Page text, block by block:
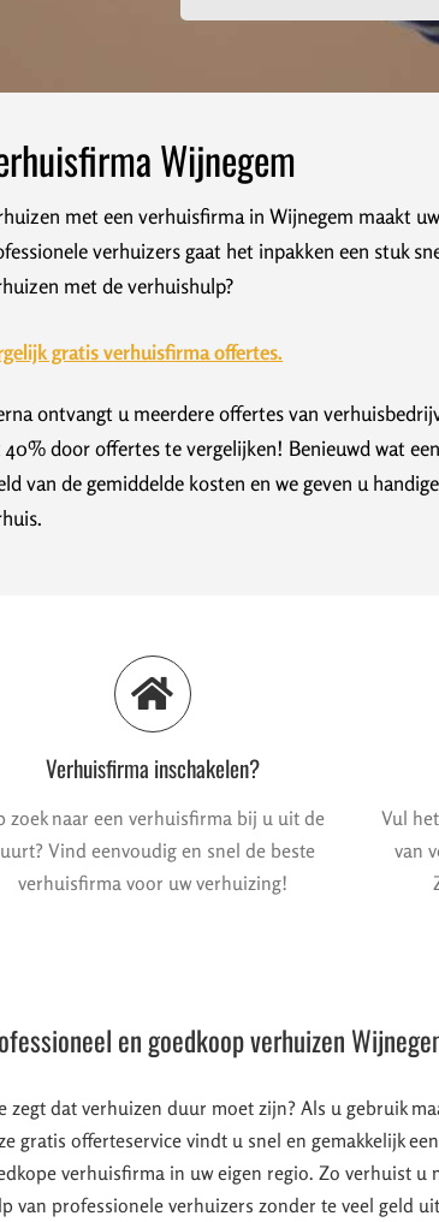
Wijnegem
met een verhuisfirma in Wijnegem maakt
verhuizers gaat het inpakken een stuk
met de verhuishulp?
gratis verhuisfirma offertes.
ontvangt u meerdere offertes van
door offertes te vergelijken! Benieuwd wat
van de gemiddelde kosten en we geven u
Verhuisfirma inschakelen?
zoek naar een verhuisfirma bij u uit de
Vind eenvoudig en snel de beste
verhuisfirma voor uw verhuizing!
Vul
van
en goedkoop verhuizen
zegt dat verhuizen duur moet zijn? Als u gebruik
gratis offerteservice vindt u snel en gemakkelijk een
verhuisfirma in uw eigen regio. Zo verhuist u
van professionele verhuizers zonder te veel geld